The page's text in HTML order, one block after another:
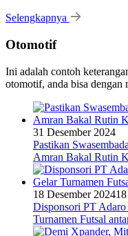
Selengkapnya
Otomotif
Ini adalah contoh
otomotif, anda bisa dengan
31 Desember 2024
Pastikan
Amran Bakal Rutin
18 Desember 2024
Disponsori PT
Turnamen Futsal